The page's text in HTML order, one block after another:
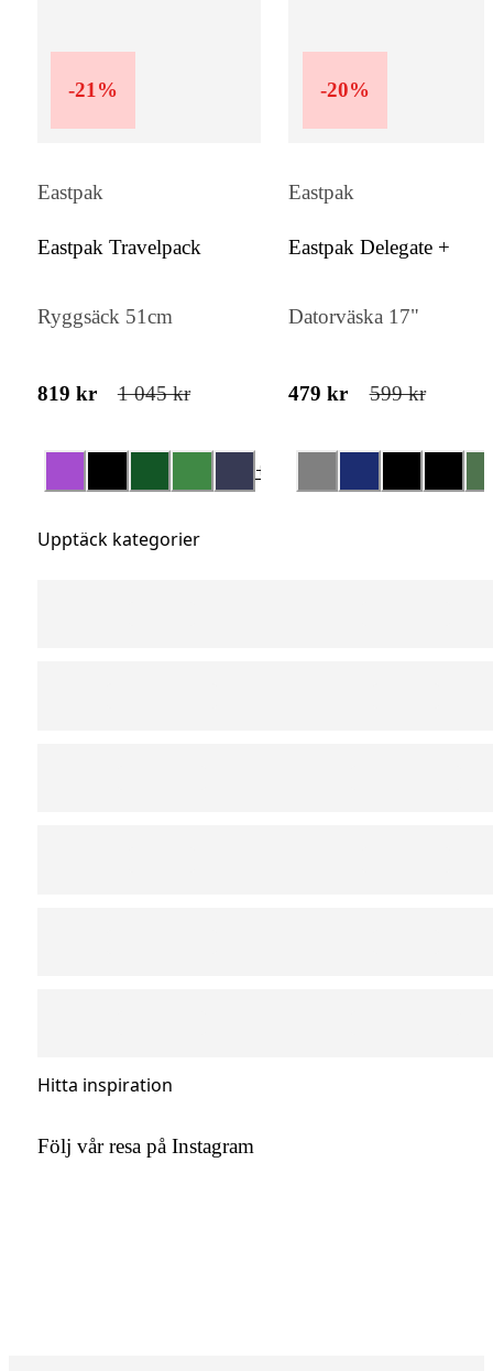
-21%
Eastpak
Eastpak Travelpack
Ryggsäck 51cm
819 kr 1 045 kr
+
-20%
Eastpak
Eastpak Delegate +
Datorväska 17"
479 kr 599 kr
Upptäck kategorier
Hitta inspiration
Följ vår resa på Instagram